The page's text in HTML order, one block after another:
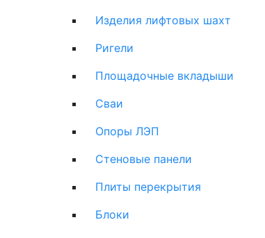
Изделия лифтовых шахт
Ригели
Площадочные вкладыши
Сваи
Опоры ЛЭП
Стеновые панели
Плиты перекрытия
Блоки